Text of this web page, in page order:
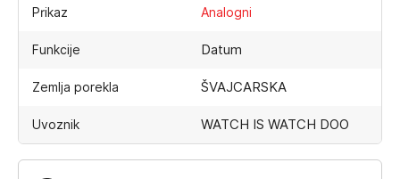
Prikaz Analogni
Funkcije Datum
Zemlja porekla ŠVAJCARSKA
Uvoznik WATCH IS WATCH DOO